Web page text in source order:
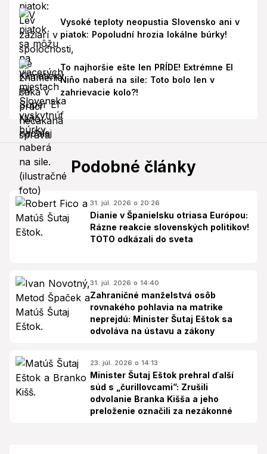
Vysoké teploty neopustia Slovensko ani v
piatok: Popoludní hrozia lokálne búrky!
To najhoršie ešte len PRÍDE! Extrémne El
Niño naberá na sile: Toto bolo len v
zahrievacie kolo?!
Podobné články
31. júl. 2026 o 20:26
Dianie v Španielsku otriasa Európou:
Rázne reakcie slovenských politikov!
TOTO odkázali do sveta
31. júl. 2026 o 14:40
Zahraničné manželstvá osôb
rovnakého pohlavia na matrike
neprejdú: Minister Šutaj Eštok sa
odvoláva na ústavu a zákony
23. júl. 2026 o 14:13
Minister Šutaj Eštok prehral ďalší
súd s „čurillovcami”: Zrušili
odvolanie Branka Kišša a jeho
preloženie označili za nezákonné